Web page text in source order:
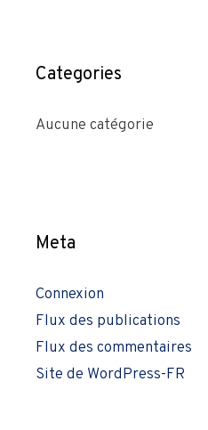
Categories
Aucune catégorie
Meta
Connexion
Flux des publications
Flux des commentaires
Site de WordPress-FR